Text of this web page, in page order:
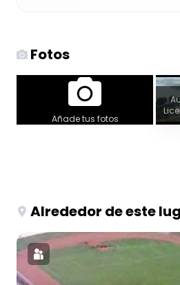
Fotos
Añade tus fotos
Alrededor de este